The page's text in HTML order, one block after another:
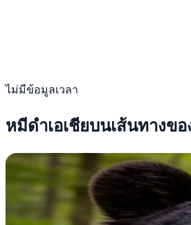
ไม่มีข้อมูลเวลา
หมีดำเอเชียบนเส้นทางข